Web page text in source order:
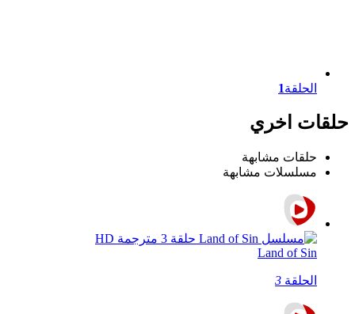
الحلقة1
حلقات اخري
حلقات مشابهة
مسلسلات مشابهة
Land of Sin
الحلقة 3